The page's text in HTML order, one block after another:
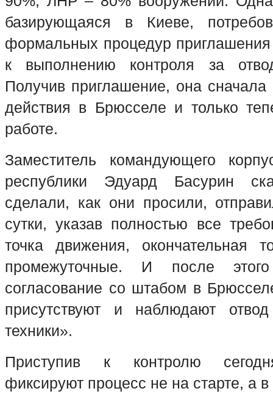
базирующаяся в Киеве,
формальных процедур
к выполнению контроля за
Получив приглашение, она сначала
действия в Брюсселе и только
работе.
Заместитель командующего
республики Эдуард Басурин
сделали, как они просили,
сутки, указав полностью все
точка движения, окончательная
промежуточные. И после
согласование со штабом в
присутствуют и наблюдают
техники».
Приступив к контролю
фиксируют процесс не на старте, а